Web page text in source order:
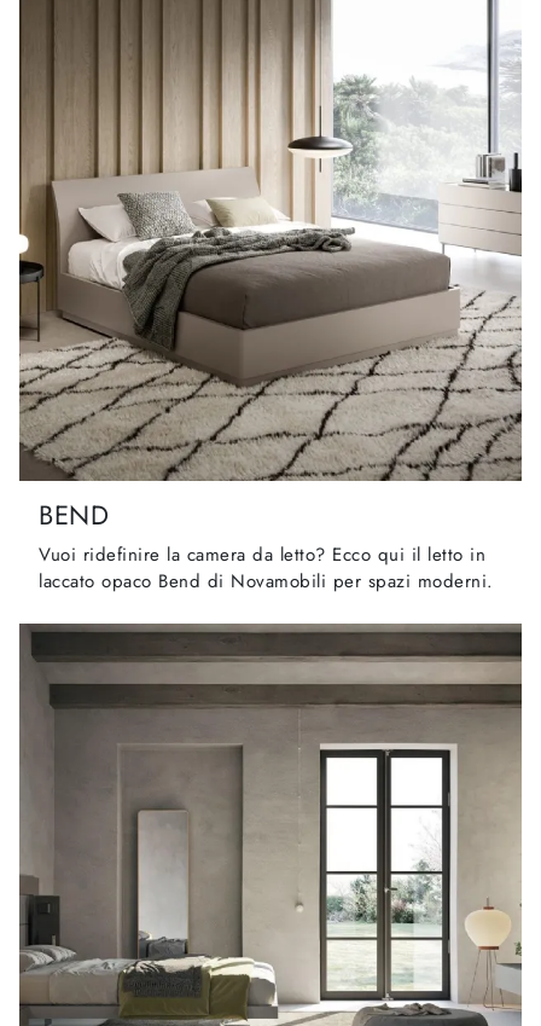
BEND
Vuoi ridefinire la camera da letto? Ecco qui il letto in
laccato opaco Bend di Novamobili per spazi moderni.